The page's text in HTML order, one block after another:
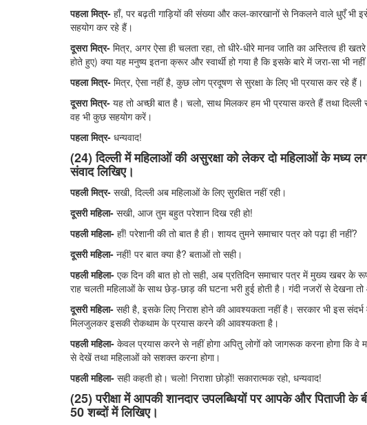
पहला मित्र- हाँ, पर बढ़ती गाड़ियों की संख्या और कल-कारखानों से निकलने वाले धुएँ भी
सहयोग कर रहे हैं।
दूसरा मित्र- मित्र, अगर ऐसा ही चलता रहा, तो धीरे-धीरे मानव जाति का अस्तित्व ही
होते हुए) क्या यह मनुष्य इतना क्रूर और स्वार्थी हो गया है कि इसके बारे में जरा-सा भी
पहला मित्र- मित्र, ऐसा नहीं है, कुछ लोग प्रदूषण से सुरक्षा के लिए भी प्रयास कर रहे हैं।
दूसरा मित्र- यह तो अच्छी बात है। चलो, साथ मिलकर हम भी प्रयास करते हैं तथा
वह भी कुछ सहयोग करें।
पहला मित्र- धन्यवाद!
(24) दिल्ली में महिलाओं की असुरक्षा को लेकर दो महिलाओं के मध्य
संवाद लिखिए।
पहली मित्र- सखी, दिल्ली अब महिलाओं के लिए सुरक्षित नहीं रही।
दूसरी महिला- सखी, आज तुम बहुत परेशान दिख रही हो!
पहली महिला- हाँ! परेशानी की तो बात है ही। शायद तुमने समाचार पत्र को पढ़ा ही नहीं?
दूसरी महिला- नहीं! पर बात क्या है? बताओं तो सही।
पहली महिला- एक दिन की बात हो तो सही, अब प्रतिदिन समाचार पत्र में मुख्य खबर के
राह चलती महिलाओं के साथ छेड़-छाड़ की घटना भरी हुई होती है। गंदी नजरों से देखना
दूसरी महिला- सही है, इसके लिए निराश होने की आवश्यकता नहीं है। सरकार भी इस
मिलजुलकर इसकी रोकथाम के प्रयास करने की आवश्यकता है।
पहली महिला- केवल प्रयास करने से नहीं होगा अपितु लोगों को जागरूक करना होगा कि वे
से देखें तथा महिलाओं को सशक्त करना होगा।
पहली महिला- सही कहती हो। चलो! निराशा छोड़ों! सकारात्मक रहो, धन्यवाद!
(25) परीक्षा में आपकी शानदार उपलब्धियों पर आपके और पिताजी के
50 शब्दों में लिखिए।